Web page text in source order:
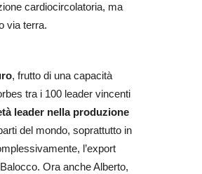
cardiocircolatoria, ma
via terra.
, frutto di una capacità
tra i 100 leader vincenti
leader nella produzione
del mondo, soprattutto in
l’export
Ora anche Alberto,